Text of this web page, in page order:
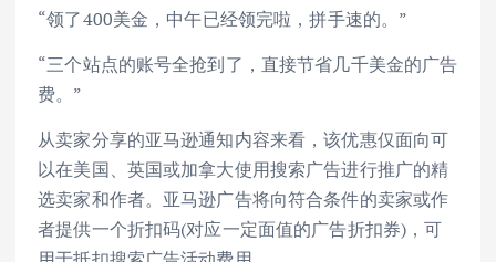
“领了400美金，中午已经领完啦，拼手速的。”
“三个站点的账号全抢到了，直接节省几千美金的广告
费。”
从卖家分享的亚马逊通知内容来看，该优惠仅面向可
以在美国、英国或加拿大使用搜索广告进行推广的精
选卖家和作者。亚马逊广告将向符合条件的卖家或作
者提供一个折扣码(对应一定面值的广告折扣券)，可